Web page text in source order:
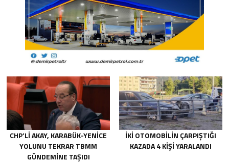
CHP’Lİ AKAY, KARABÜK-YENİCE
YOLUNU TEKRAR TBMM
GÜNDEMİNE TAŞIDI
İKİ OTOMOBİLİN ÇARPIŞTIĞI
KAZADA 4 KİŞİ YARALANDI